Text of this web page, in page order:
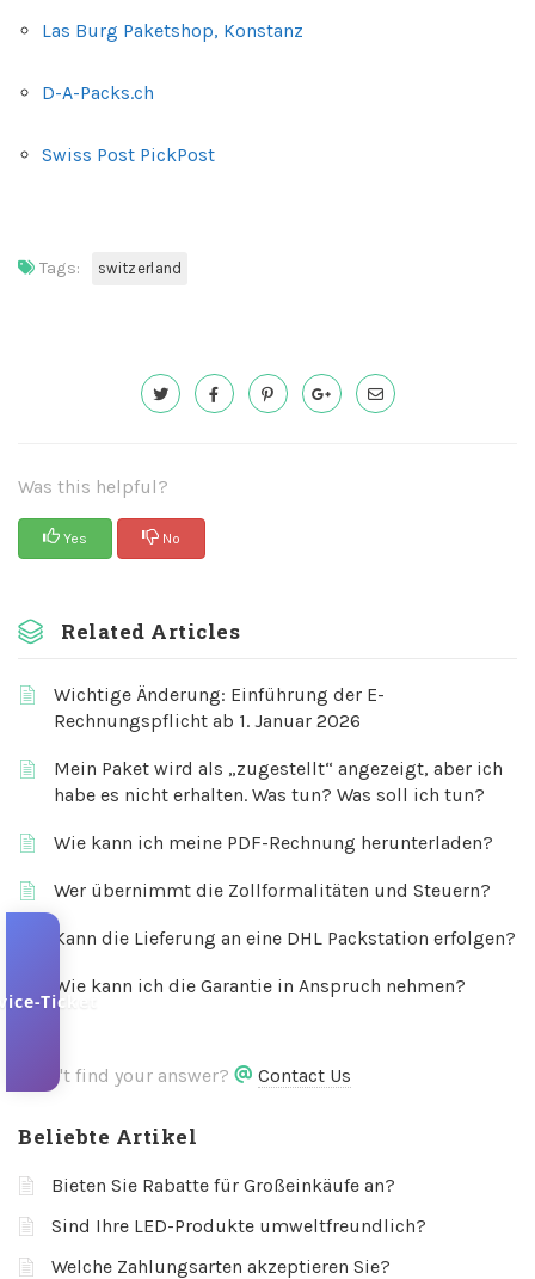
Las Burg Paketshop, Konstanz
D-A-Packs.ch
Swiss Post PickPost
Tags: switzerland
Was this helpful?
Yes No
Related Articles
Wichtige Änderung: Einführung der E-
Rechnungspflicht ab 1. Januar 2026
Mein Paket wird als „zugestellt“ angezeigt, aber ich
habe es nicht erhalten. Was tun? Was soll ich tun?
Wie kann ich meine PDF-Rechnung herunterladen?
Wer übernimmt die Zollformalitäten und Steuern?
Kann die Lieferung an eine DHL Packstation erfolgen?
Wie kann ich die Garantie in Anspruch nehmen?
Didn't find your answer? Contact Us
Beliebte Artikel
Bieten Sie Rabatte für Großeinkäufe an?
Sind Ihre LED-Produkte umweltfreundlich?
Welche Zahlungsarten akzeptieren Sie?
Ticket